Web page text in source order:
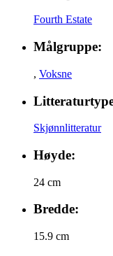
Fourth Estate
Målgruppe:
, Voksne
Skjønnlitteratur
Høyde:
24 cm
Bredde:
15.9 cm